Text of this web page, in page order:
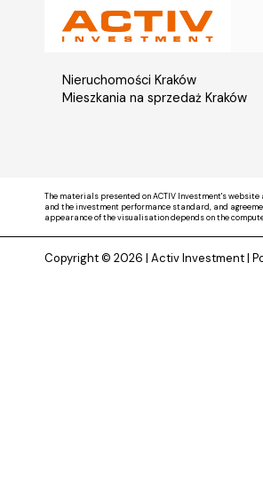
Nieruchomości Kraków
Mieszkania na sprzedaż Kraków
The materials presented on ACTIV Investment's
and the investment performance standard, and
appearance of the visualisation depends on the
Copyright © 2026 | Activ Investment|